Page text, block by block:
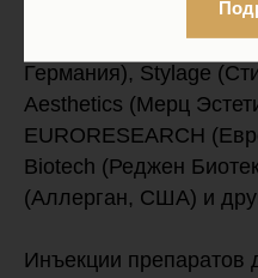
Их спектр довольно
Германия), Stylage
Aesthetics (Мерц
EURORESEARCH
Biotech (Реджен
(Аллерган, США) и
Инъекции препаратов